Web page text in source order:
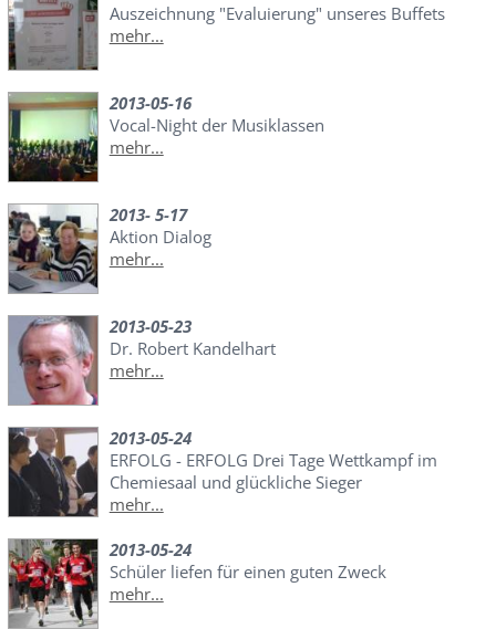
Auszeichnung "Evaluierung" unseres Buffets
mehr...
2013-05-16
Vocal-Night der Musiklassen
mehr...
2013- 5-17
Aktion Dialog
mehr...
2013-05-23
Dr. Robert Kandelhart
mehr...
2013-05-24
ERFOLG - ERFOLG Drei Tage Wettkampf im
Chemiesaal und glückliche Sieger
mehr...
2013-05-24
Schüler liefen für einen guten Zweck
mehr...